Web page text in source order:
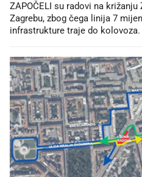
ZAPOČELI su radovi na
Zagrebu, zbog čega linija 7
infrastrukture traje do kolovoza.